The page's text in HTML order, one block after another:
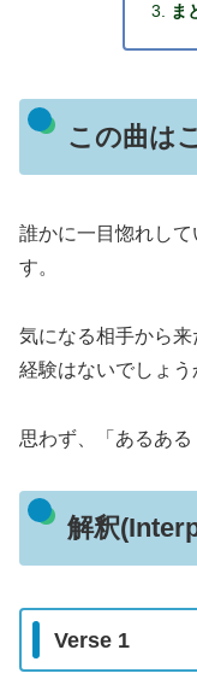
ま
この曲は
誰かに一目惚れし
す。
気になる相手から
経験はないでしょう
思わず、「あるある
解釈
Verse 1